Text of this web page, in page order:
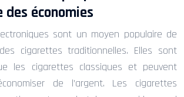
économies
sont un moyen populaire de
cigarettes traditionnelles. Elles sont
les cigarettes classiques et peuvent
de l’argent. Les cigarettes